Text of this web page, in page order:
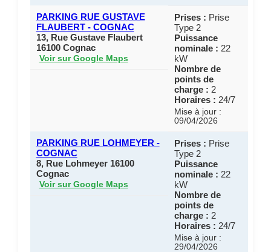
PARKING RUE GUSTAVE
FLAUBERT - COGNAC
13, Rue Gustave Flaubert
16100 Cognac
Voir sur Google Maps
Prises : Prise
Type 2
Puissance
nominale : 22
kW
Nombre de
points de
charge : 2
Horaires : 24/7
Mise à jour :
09/04/2026
PARKING RUE LOHMEYER -
COGNAC
8, Rue Lohmeyer 16100
Cognac
Voir sur Google Maps
Prises : Prise
Type 2
Puissance
nominale : 22
kW
Nombre de
points de
charge : 2
Horaires : 24/7
Mise à jour :
29/04/2026